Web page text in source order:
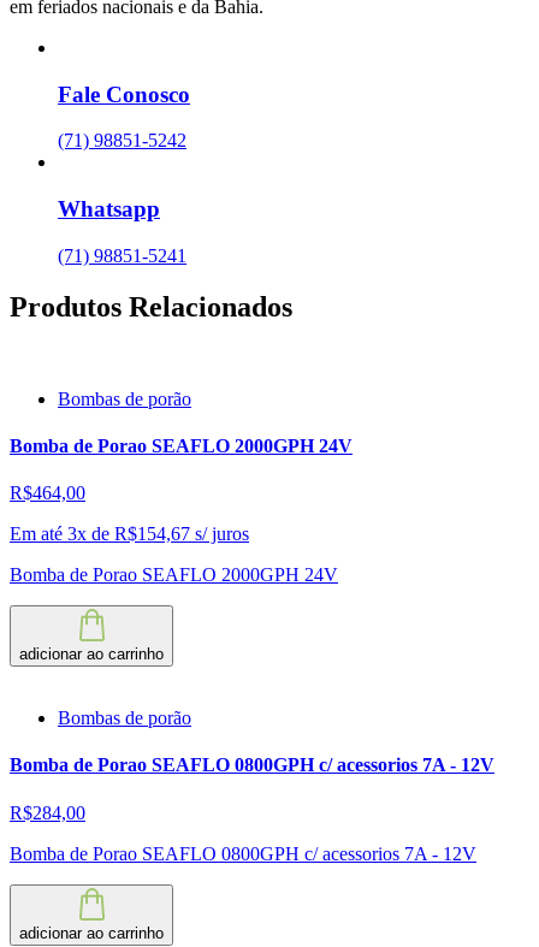
em feriados nacionais e da Bahia.
Fale Conosco
(71) 98851-5242
Whatsapp
(71) 98851-5241
Produtos Relacionados
Bombas de porão
Bomba de Porao SEAFLO 2000GPH 24V
R$464,00
Em até 3x de R$154,67 s/ juros
Bomba de Porao SEAFLO 2000GPH 24V
adicionar ao carrinho
Bombas de porão
Bomba de Porao SEAFLO 0800GPH c/ acessorios 7A - 12V
R$284,00
Bomba de Porao SEAFLO 0800GPH c/ acessorios 7A - 12V
adicionar ao carrinho